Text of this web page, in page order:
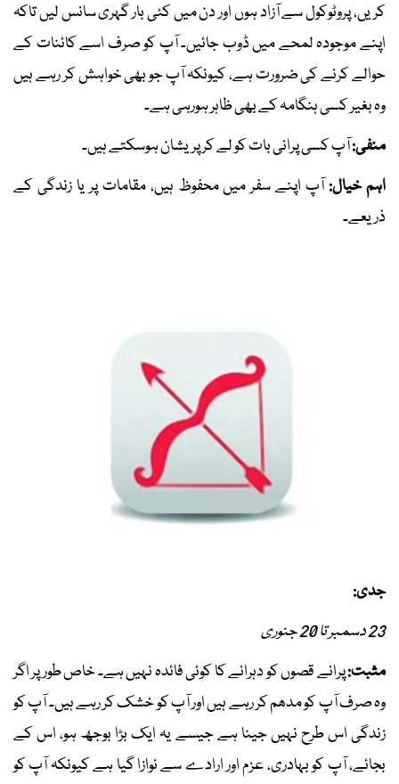
کریں، پروٹوکول سے آزاد ہوں اور دن میں کئی بار گہری سانس لیں تاکہ
اپنے موجودہ لمحے میں ڈوب جائیں۔ آپ کو صرف اسے کائنات کے
حوالے کرنے کی ضرورت ہے، کیونکہ آپ جو بھی خواہش کر رہے ہیں
وہ بغیر کسی ہنگامہ کے بھی ظاہر ہورہی ہے۔
منفی:آپ کسی پرانی بات کو لے کر پریشان ہوسکتے ہیں۔
اہم خیال:آپ اپنے سفر میں محفوظ ہیں، مقامات پر یا زندگی کے
ذریعے۔
جدی:
23 دسمبر تا 20 جنوری
مثبت:پرانے قصوں کو دہرانے کا کوئی فائدہ نہیں ہے۔ خاص طور پر اگر
وہ صرف آپ کو مدھم کر رہے ہیں اور آپ کو خشک کر رہے ہیں۔ آپ کو
زندگی اس طرح نہیں جینا ہے جیسے یہ ایک بڑا بوجھ ہو، اس کے
بجائے، آپ کو بہادری، عزم اور ارادے سے نوازا گیا ہے کیونکہ آپ کو